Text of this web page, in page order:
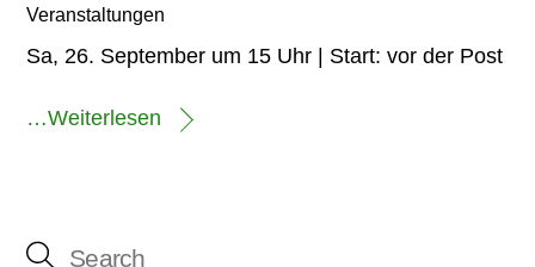
Veranstaltungen
Sa, 26. September um 15 Uhr | Start: vor der Post
…Weiterlesen